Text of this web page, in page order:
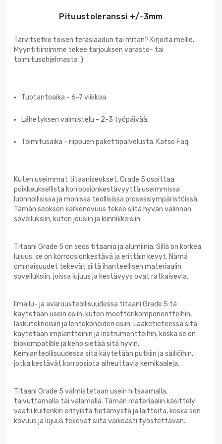
Pituustoleranssi +/-3mm
Tarvitsetko toisen teräslaadun tai mitan? Kirjoita meille.
Myyntitiimimme tekee tarjouksen varasto- tai
toimitusohjelmasta :)
Tuotantoaika - 6-7 viikkoa.
Lähetyksen valmistelu - 2-3 työpäivää.
Toimitusaika - riippuen pakettipalvelusta. Katso Faq.
Kuten useimmat titaaniseokset, Grade 5 osoittaa
poikkeuksellista korroosionkestävyyttä useimmissa
luonnollisissa ja monissa teollisissa prosessiympäristöissä.
Tämän seoksen karkenevuus tekee siitä hyvän valinnan
sovelluksiin, kuten jousiin ja kiinnikkeisiin.
Titaani Grade 5 on seos titaania ja alumiinia. Sillä on korkea
lujuus, se on korroosionkestävä ja erittäin kevyt. Nämä
ominaisuudet tekevät siitä ihanteellisen materiaalin
sovelluksiin, joissa lujuus ja kestävyys ovat ratkaisevia.
Ilmailu- ja avaruusteollisuudessa titaani Grade 5:tä
käytetään usein osiin, kuten moottorikomponentteihin,
laskutelineisiin ja lentokoneiden osiin. Lääketieteessä sitä
käytetään implantteihin ja instrumentteihin, koska se on
biokompatible ja keho sietää sitä hyvin.
Kemianteollisuudessa sitä käytetään putkiin ja säiliöihin,
jotka kestävät korroosiota aiheuttavia kemikaaleja.
Titaani Grade 5 valmistetaan usein hitsaamalla,
taivuttamalla tai valamalla. Tämän materiaalin käsittely
vaatii kuitenkin erityistä tietämystä ja laitteita, koska sen
kovuus ja lujuus tekevät siitä vaikeasti työstettävän.